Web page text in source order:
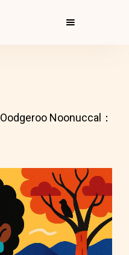
Oodgeroo Noonuccal：